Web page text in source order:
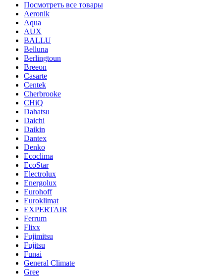
Посмотреть все товары
Aeronik
Aqua
AUX
BALLU
Belluna
Berlingtoun
Breeon
Casarte
Centek
Cherbrooke
CHiQ
Dahatsu
Daichi
Daikin
Dantex
Denko
Ecoclima
EcoStar
Electrolux
Energolux
Eurohoff
Euroklimat
EXPERTAIR
Ferrum
Flixx
Fujimitsu
Fujitsu
Funai
General Climate
Gree